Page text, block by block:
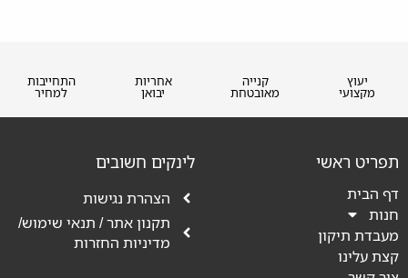
יעוץ
מקצועי
קנייה
מאובטחת
אחריות
יבואן
התחייבות
למחיר
תפריט ראשי
דף הבית
חנות
מעבדת תיקון
קצת עלינו
לינקים חשובים
הצהרת נגישות
תקנון אתר / תנאי שימוש/
מדיניות החזרות